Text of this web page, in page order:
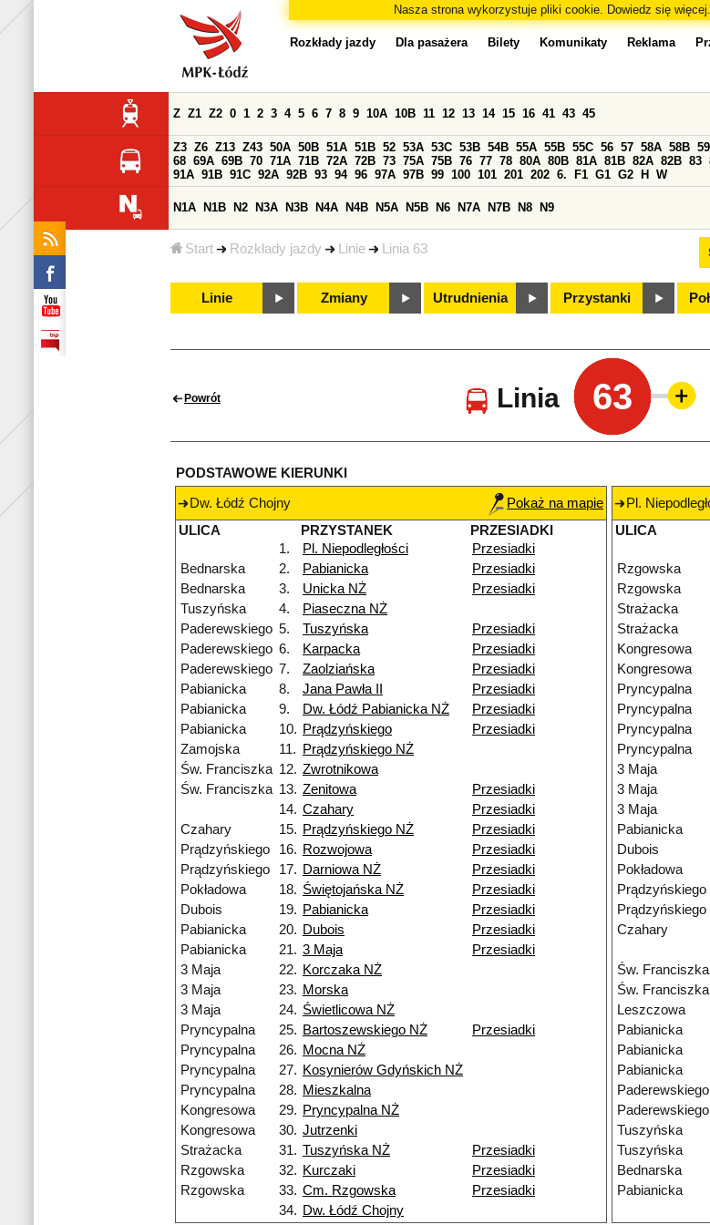
Nasza strona wykorzystuje pliki cookie. Dowiedz się więcej.
Start Rozkłady jazdy Linie Linia 63
Rozkłady jazdy Dla pasażera Bilety Komunikaty Reklama
Z Z1 Z2 0 1 2 3 4 5 6 7 8 9 10A 10B 11 12 13 14 15 16 41 43 45
Z3 Z6 Z13 Z43 50A 50B 51A 51B 52 53A 53C 53B 54B 55A 55B 55C 56 57 58A 58B 59
68 69A 69B 70 71A 71B 72A 72B 73 75A 75B 76 77 78 80A 80B 81A 81B 82A 82B 83
91A 91B 91C 92A 92B 93 94 96 97A 97B 99 100 101 201 202 6. F1 G1 G2 H W
N1A N1B N2 N3A N3B N4A N4B N5A N5B N6 N7A N7B N8 N9
Linie Zmiany Utrudnienia Przystanki
Powrót Linia 63
PODSTAWOWE KIERUNKI
Dw. Łódź Chojny
Pokaż na mapie
ULICA
PRZYSTANEK
PRZESIADKI
1.
Pl. Niepodległości
Przesiadki
Bednarska
2. Pabianicka
Przesiadki
Bednarska
3. Unicka NŻ
Przesiadki
Tuszyńska
4.
Piaseczna NŻ
Paderewskiego 5. Tuszyńska
Przesiadki
Paderewskiego 6. Karpacka
Przesiadki
Paderewskiego 7. Zaolziańska
Przesiadki
Pabianicka
8. Jana Pawła II
Przesiadki
Pabianicka
9. Dw. Łódź Pabianicka NŻ
Przesiadki
Pabianicka
10. Prądzyńskiego
Przesiadki
Zamojska
11.
Prądzyńskiego NŻ
Św. Franciszka 12. Zwrotnikowa
Św. Franciszka 13. Zenitowa
Przesiadki
14. Czahary
Przesiadki
Czahary
15. Prądzyńskiego NŻ
Przesiadki
Prądzyńskiego
16. Rozwojowa
Przesiadki
Prądzyńskiego
17. Darniowa NŻ
Przesiadki
Pokładowa
18. Świętojańska NŻ
Przesiadki
Dubois
19. Pabianicka
Przesiadki
Pabianicka
20. Dubois
Przesiadki
Pabianicka
21. 3 Maja
Przesiadki
3 Maja
22. Korczaka NŻ
3 Maja
23. Morska
3 Maja
24. Świetlicowa NŻ
Pryncypalna
25. Bartoszewskiego NŻ
Przesiadki
Pryncypalna
26. Mocna NŻ
Pryncypalna
27. Kosynierów Gdyńskich NŻ
Pryncypalna
28. Mieszkalna
Kongresowa
29. Pryncypalna NŻ
Kongresowa
30. Jutrzenki
Strażacka
31. Tuszyńska NŻ
Przesiadki
Rzgowska
32. Kurczaki
Przesiadki
Rzgowska
33. Cm. Rzgowska
Przesiadki
34. Dw. Łódź Chojny
Pl.
ULICA
Rzgowska
Rzgowska
Strażacka
Strażacka
Kongresowa
Kongresowa
Pryncypalna
Pryncypalna
Pryncypalna
Pryncypalna
3 Maja
3 Maja
3 Maja
Pabianicka
Dubois
Pokładowa
Prądzyńskiego
Prądzyńskiego
Czahary
Św. Franciszka
Św. Franciszka
Leszczowa
Pabianicka
Pabianicka
Pabianicka
Paderewskiego
Paderewskiego
Tuszyńska
Tuszyńska
Bednarska
Pabianicka